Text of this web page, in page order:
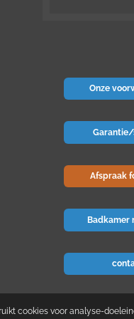
cookies voor analyse-
Onze
Afspraak
Badkamer